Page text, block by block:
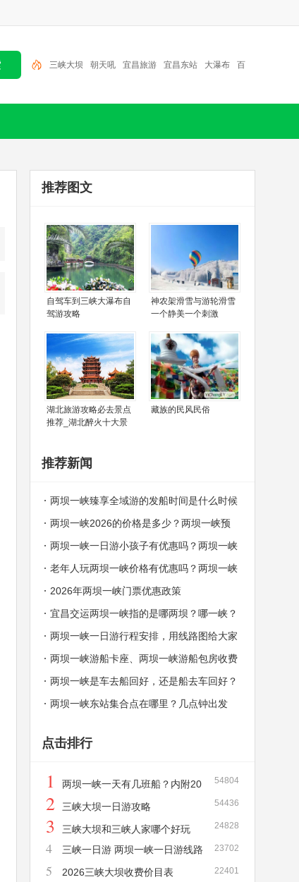
朝天吼 宜昌旅游 宜昌东站 大瀑布 百里荒 金狮
推荐图文
自驾车到三峡大瀑布自
驾游攻略
神农架滑雪与游轮滑雪
一个静美一个刺激
湖北旅游攻略必去景点
推荐_湖北醉火十大景
藏族的民风民俗
推荐新闻
两坝一峡臻享全域游的发船时间是什么时候
两坝一峡2026的价格是多少？两坝一峡预
订中心电话
两坝一峡一日游小孩子有优惠吗？两坝一峡
哪些人群可以免费？
老年人玩两坝一峡价格有优惠吗？两坝一峡
老年人价格
2026年两坝一峡门票优惠政策
宜昌交运两坝一峡指的是哪两坝？哪一峡？
一天有几班？
两坝一峡一日游行程安排，用线路图给大家
解释，秒懂！
两坝一峡游船卡座、两坝一峡游船包房收费
价格和介绍
两坝一峡是车去船回好，还是船去车回好？
两坝一峡东站集合点在哪里？几点钟出发
点击排行
54804
1
两坝一峡一天有几班船？内附20
26年新版两坝一峡游船时刻表！
54436
2 三峡大坝一日游攻略
24828
3 三峡大坝和三峡人家哪个好玩
23702
4
三峡一日游 两坝一峡一日游线路
详解
22401
5 2026三峡大坝收费价目表